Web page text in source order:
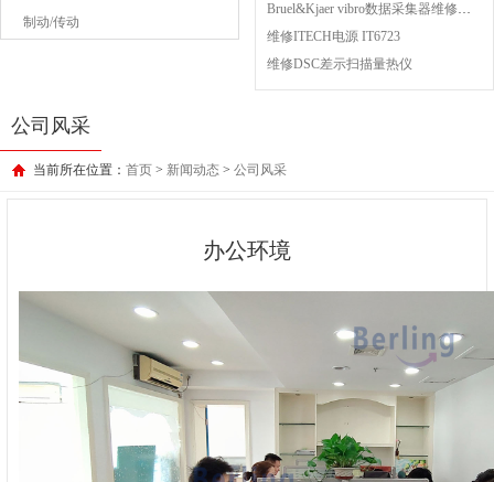
制动/传动
Bruel&Kjaer vibro数据采集器维修成功案例
维修ITECH电源 IT6723
维修DSC差示扫描量热仪
公司风采
当前所在位置： 首页 > 新闻动态 > 公司风采
办公环境